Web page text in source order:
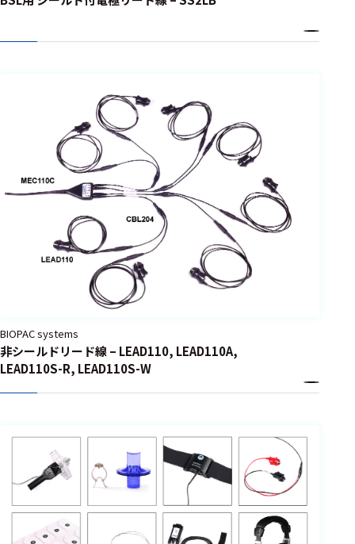
BIOPAC systems
非シールドリード線 – LEAD110, LEAD110A,
LEAD110S-R, LEAD110S-W